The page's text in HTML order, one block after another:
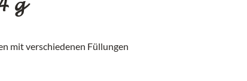
g
mit verschiedenen Füllungen